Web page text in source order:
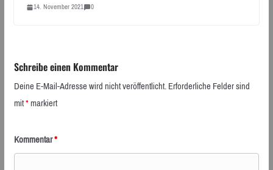
14. November 2021 0
Schreibe einen Kommentar
Deine E-Mail-Adresse wird nicht veröffentlicht.Erforderliche Felder sind
mit*markiert
Kommentar*